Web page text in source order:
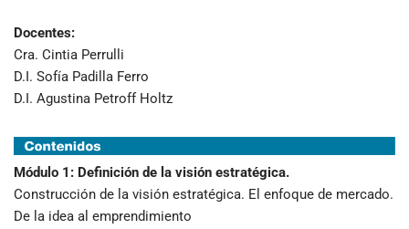
Docentes:
Cra. Cintia Perrulli
D.I. Sofía Padilla Ferro
D.I. Agustina Petroff Holtz
Módulo 1: Definición de la visión estratégica.
Construcción de la visión estratégica. El enfoque de mercado.
De la idea al emprendimiento